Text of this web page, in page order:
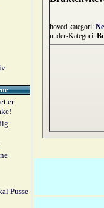
er
Pusse
hoved kategori:
under-Kategori: